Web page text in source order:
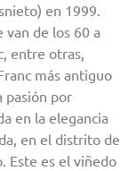
en 1999.
de los 60 a
entre otras,
más antiguo
pasión por
en la elegancia
en el distrito de
Este es el viñedo